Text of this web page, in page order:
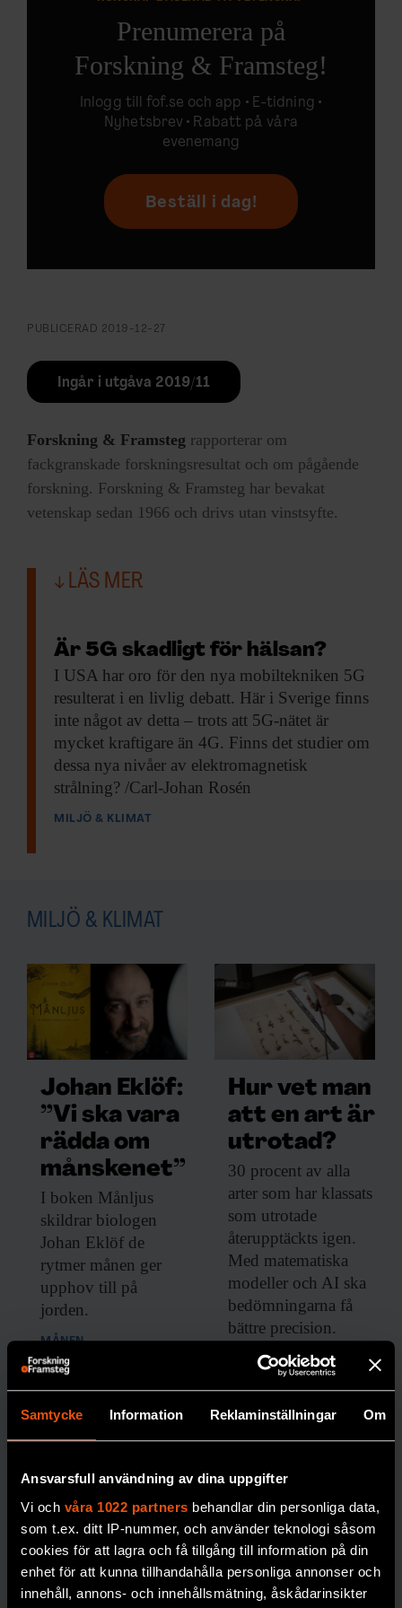
Samtycke Information Reklaminställningar Om
Ansvarsfull användning av dina uppgifter
Vi och våra 1022 partners behandlar din personliga data,
som t.ex. ditt IP-nummer, och använder teknologi såsom
cookies för att lagra och få tillgång till information på din
enhet för att kunna tillhandahålla personliga annonser och
innehåll, annons- och innehållsmätning, åskådarinsikter
Prenumerera på
Forskning & Framsteg!
Inlogg tillfof.se och app • E-tidning •
Nyhetsbrev • Rabatt på våra
evenemang
Beställ i dag!
PUBLICERAD 2019-12-27
Ingår i utgåva 2019/11
Forskning & Framsteg rapporterar om
fackgranskade forskningsresultat och om pågående
forskning. Forskning & Framsteg har bevakat
vetenskap sedan 1966 och drivs utan vinstsyfte.
LÄS MER
Är 5G skadligt för hälsan?
I USA har oro för den nya mobiltekniken 5G
resulterat i en livlig debatt. Här i Sverige finns
inte något av detta – trots att 5G-nätet är
mycket kraftigare än 4G. Finns det studier om
dessa nya nivåer av elektromagnetisk
strålning? /Carl-Johan Rosén
MILJÖ & KLIMAT
MILJÖ & KLIMAT
Johan Eklöf:
”Vi ska vara
rädda om
månskenet”
I boken Månljus
skildrar biologen
Johan Eklöf de
rytmer månen ger
upphov till på
jorden.
MÅNEN
Hur vet man
att en art är
utrotad?
30 procent av alla
arter som har klassats
som utrotade
återupptäckts igen.
Med matematiska
modeller och AI ska
bedömningarna få
bättre precision.
PREMIUM
Nytt
frysrum på